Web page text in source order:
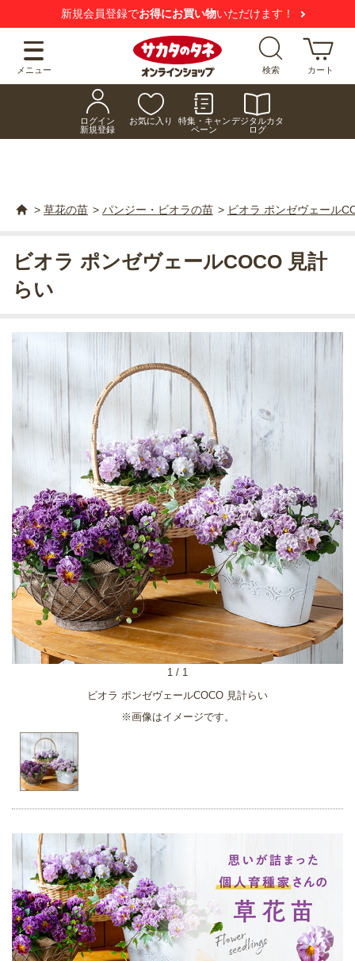
新規会員登録でお得にお買い物いただけます！
メニュー 検索 カート
ログイン
新規登録
お気に入り
特集・キャン
ペーン
デジタルカタ
ログ
> 草花の苗 > パンジー・ビオラの苗 > ビオラ ポンゼヴェール
ビオラ ポンゼヴェールCOCO 見計らい
※画像はイメージです。
1 / 1
ビオラ ポンゼヴェールCOCO 見計
らい